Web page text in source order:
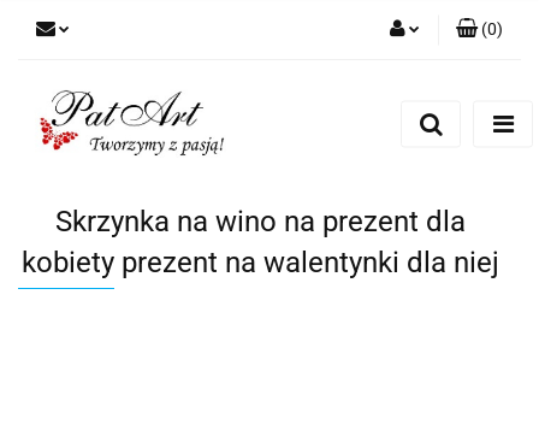
(0)
Skrzynka na wino na prezent dla
kobiety prezent na walentynki dla niej